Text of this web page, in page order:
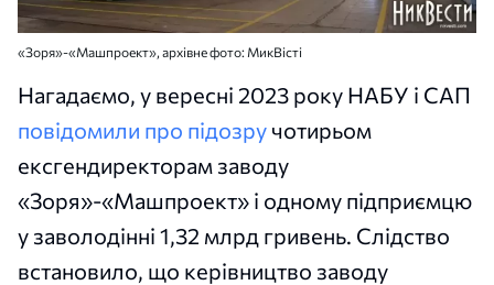
«Зоря»-«Машпроект», архівне фото: МикВісті
Нагадаємо, у вересні 2023 року НАБУ і САП
повідомили про підозру чотирьом
ексгендиректорам заводу
«Зоря»-«Машпроект» і одному підприємцю
у заволодінні 1,32 млрд гривень. Слідство
встановило, що керівництво заводу